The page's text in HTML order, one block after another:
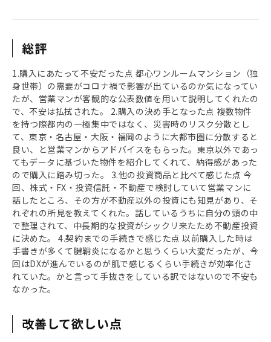
総評
1.購入にあたって不安だった点 都心ワンルームマンション（独
身世帯）の需要がコロナ禍で影響が出ているのか気になってい
たが、営業マンが客観的な公表数値を用いて説明してくれたの
で、不安は払拭された。 2.購入の決め手となった点 複数物件
を持つ際都内の一極集中ではなく、災害時のリスク分散とし
て、東京・名古屋・大阪・福岡のように大都市圏に分散すると
良い、と営業マンからアドバイスをもらった。東京以外であっ
てもデータに基づいた物件を紹介してくれて、納得感があった
ので購入に踏み切った。 3.他の投資商品と比べて感じた点 今
回、株式・FX・投資信託・不動産で検討していて営業マンに
話したところ、その方が不動産以外の投資にも知見があり、そ
れぞれの所見を教えてくれた。話しているうちに自分の頭の中
で整理されて、中長期的な投資がシックリ来たため不動産投資
に決めた。 4.契約までの手続きで感じた点 以前購入した時は
手書きが多くて腱鞘炎になるかと思うくらい大変だったが、今
回はDXが進んでいるのが肌で感じるくらい手続きが効率化さ
れていた。かと言って手抜きをしている訳ではないので不安も
なかった。
改善して欲しい点